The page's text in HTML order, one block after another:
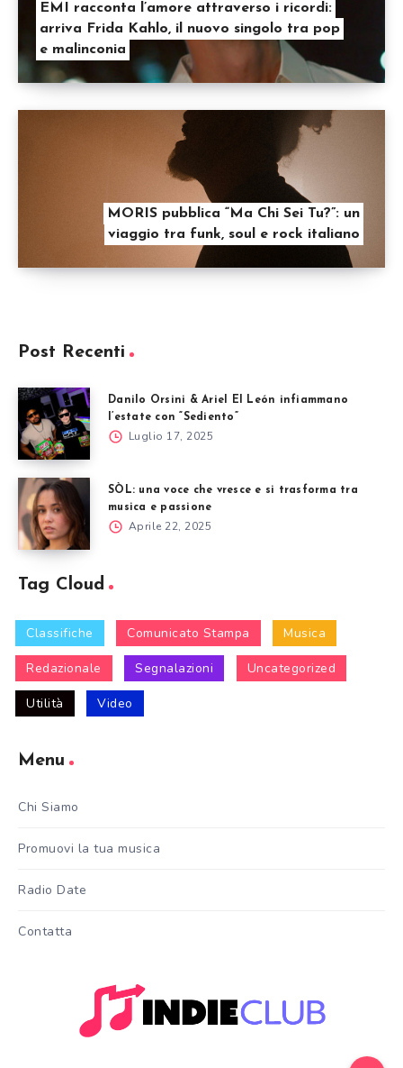
EMI racconta l’amore attraverso i ricordi:
arriva Frida Kahlo, il nuovo singolo tra pop
e malinconia
MORIS pubblica “Ma Chi Sei Tu?”: un
viaggio tra funk, soul e rock italiano
Post Recenti
Danilo Orsini & Ariel El León infiammano
l’estate con “Sediento”
Luglio 17, 2025
SÒL: una voce che vresce e si trasforma tra
musica e passione
Aprile 22, 2025
Tag Cloud
Classifiche Comunicato Stampa Musica
Redazionale Segnalazioni Uncategorized
Utilità Video
Menu
Chi Siamo
Promuovi la tua musica
Radio Date
Contatta